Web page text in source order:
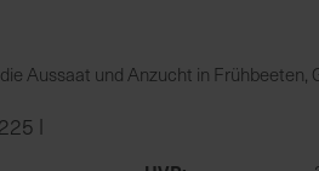
Aussaat und Anzucht in Frühbeeten,
l